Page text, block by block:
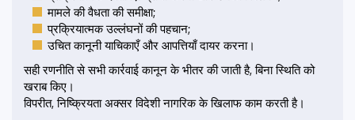
मामले की वैधता की समीक्षा;
प्रक्रियात्मक उल्लंघनों की पहचान;
उचित कानूनी याचिकाएँ और आपत्तियाँ दायर करना।
सही रणनीति से सभी कार्रवाई कानून के भीतर की जाती है, बिना स्थिति को
खराब किए।
विपरीत, निष्क्रियता अक्सर विदेशी नागरिक के खिलाफ काम करती है।